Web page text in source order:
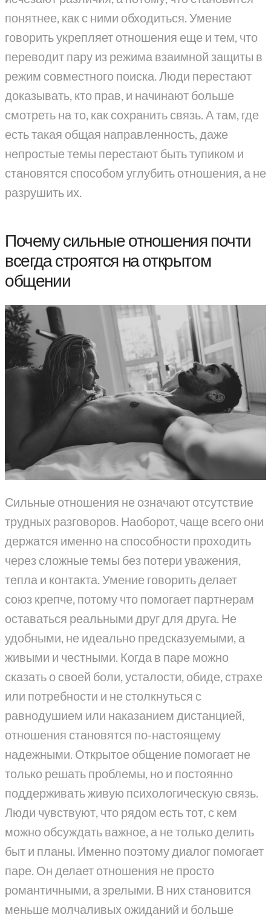
понятнее, как с ними обходиться. Умение
говорить укрепляет отношения еще и тем, что
переводит пару из режима взаимной защиты в
режим совместного поиска. Люди перестают
доказывать, кто прав, и начинают больше
смотреть на то, как сохранить связь. А там, где
есть такая общая направленность, даже
непростые темы перестают быть тупиком и
становятся способом углубить отношения, а не
разрушить их.
Почему сильные отношения почти
всегда строятся на открытом
общении
Сильные отношения не означают отсутствие
трудных разговоров. Наоборот, чаще всего они
держатся именно на способности проходить
через сложные темы без потери уважения,
тепла и контакта. Умение говорить делает
союз крепче, потому что помогает партнерам
оставаться реальными друг для друга. Не
удобными, не идеально предсказуемыми, а
живыми и честными. Когда в паре можно
сказать о своей боли, усталости, обиде, страхе
или потребности и не столкнуться с
равнодушием или наказанием дистанцией,
отношения становятся по-настоящему
надежными. Открытое общение помогает не
только решать проблемы, но и постоянно
поддерживать живую психологическую связь.
Люди чувствуют, что рядом есть тот, с кем
можно обсуждать важное, а не только делить
быт и планы. Именно поэтому диалог помогает
паре. Он делает отношения не просто
романтичными, а зрелыми. В них становится
меньше молчаливых ожиданий и больше